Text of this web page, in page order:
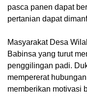
pasca panen dapat
pertanian dapat
Masyarakat Desa
Babinsa yang turut
penggilingan padi.
mempererat
memberikan motivasi